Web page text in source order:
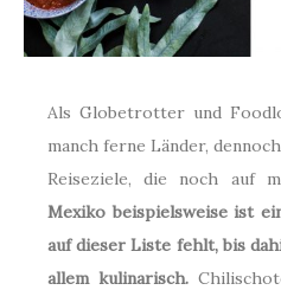
Als Globetrotter und
manch ferne Länder,
Reiseziele, die noch auf
Mexiko beispielsweise ist
auf dieser Liste fehlt, bis
allem kulinarisch.